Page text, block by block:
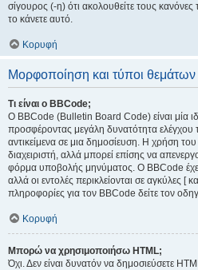
σίγουρος (-η) ότι ακολουθείτε τους
το κάνετε αυτό.
Κορυφή
Μορφοποίηση και τύποι θεμάτων
Τι είναι ο BBCode;
Ο BBCode (Bulletin Board Code) είναι μία
προσφέροντας μεγάλη δυνατότητα ελέγχου
αντικείμενα σε μια δημοσίευση. Η χρήση
διαχειριστή, αλλά μπορεί επίσης να
φόρμα υποβολής μηνύματος. Ο BBCode
αλλά οι εντολές περικλείονται σε αγκύλες [
πληροφορίες για τον BBCode δείτε τον
Κορυφή
Μπορώ να χρησιμοποιήσω HTML;
Όχι. Δεν είναι δυνατόν να δημοσιεύσετε